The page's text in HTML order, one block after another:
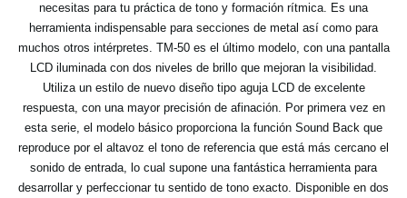
necesitas para tu práctica de tono y formación rítmica. Es una
herramienta indispensable para secciones de metal así como para
muchos otros intérpretes. TM-50 es el último modelo, con una pantalla
LCD iluminada con dos niveles de brillo que mejoran la visibilidad.
Utiliza un estilo de nuevo diseño tipo aguja LCD de excelente
respuesta, con una mayor precisión de afinación. Por primera vez en
esta serie, el modelo básico proporciona la función Sound Back que
reproduce por el altavoz el tono de referencia que está más cercano el
sonido de entrada, lo cual supone una fantástica herramienta para
desarrollar y perfeccionar tu sentido de tono exacto. Disponible en dos